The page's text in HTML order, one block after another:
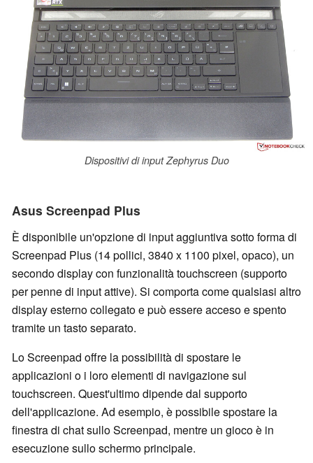
Dispositivi di input Zephyrus Duo
Asus Screenpad Plus
È disponibile un'opzione di input aggiuntiva sotto forma di
Screenpad Plus (14 pollici, 3840 x 1100 pixel, opaco), un
secondo display con funzionalità touchscreen (supporto
per penne di input attive). Si comporta come qualsiasi altro
display esterno collegato e può essere acceso e spento
tramite un tasto separato.
Lo Screenpad offre la possibilità di spostare le
applicazioni o i loro elementi di navigazione sul
touchscreen. Quest'ultimo dipende dal supporto
dell'applicazione. Ad esempio, è possibile spostare la
finestra di chat sullo Screenpad, mentre un gioco è in
esecuzione sullo schermo principale.